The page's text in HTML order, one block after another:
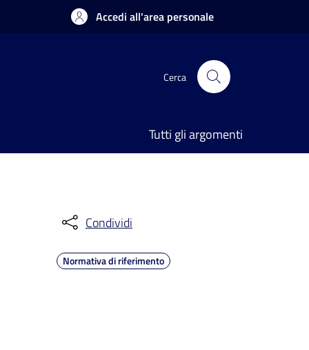
Accedi all'area personale
Cerca
Tutti gli argomenti
Condividi
Normativa di riferimento